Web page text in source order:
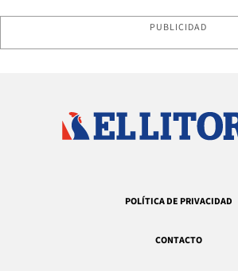
PUBLICIDAD
POLÍTICA DE PRIVACIDAD
CONTACTO